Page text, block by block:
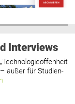
Interviews
„Technologieoffenheit
außer für Studien-